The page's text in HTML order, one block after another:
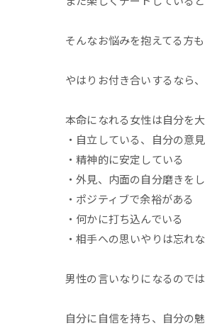
そんなお悩みを抱えてる方
やはりお付き合いするなら
本命になれる女性は自分を
・自立している、自分の意
・精神的に安定している
・外見、内面の自分磨きを
・ポジティブで余裕がある
・何かに打ち込んでいる
・相手への思いやりは忘れな
男性の言いなりになるので
自分に自信を持ち、自分の